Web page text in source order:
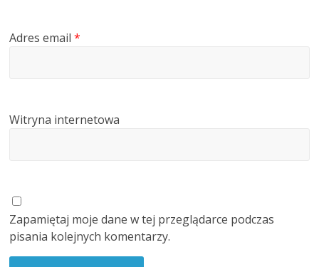
Adres email*
Witryna internetowa
Zapamiętaj moje dane w tej przeglądarce podczas
pisania kolejnych komentarzy.